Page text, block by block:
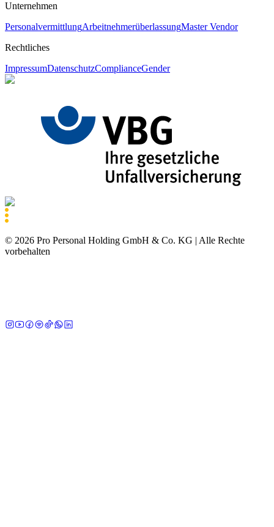
Unternehmen
PersonalvermittlungArbeitnehmerüberlassungMaster Vendor
Rechtliches
ImpressumDatenschutzComplianceGender
© 2026 Pro Personal Holding GmbH & Co. KG | Alle Rechte
vorbehalten